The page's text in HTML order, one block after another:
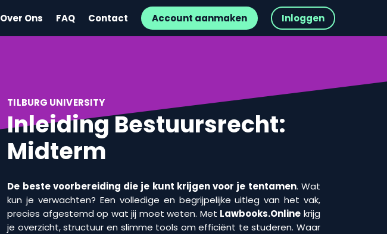
Over Ons FAQ Contact Account aanmaken Inloggen
TILBURG UNIVERSITY
Inleiding Bestuursrecht:
Midterm
De beste voorbereiding die je kunt krijgen voor je tentamen. Wat
kun je verwachten? Een volledige en begrijpelijke uitleg van het vak,
precies afgestemd op wat jij moet weten. Met Lawbooks.Online krijg
je overzicht, structuur en slimme tools om efficiënt te studeren. Waar